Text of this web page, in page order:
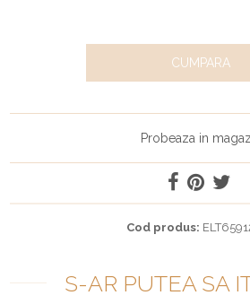
CUMPARA
Probeaza in
Cod produs:
S-AR PUTEA SA